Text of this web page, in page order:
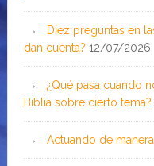
Diez preguntas en
dan cuenta? 12/07/2026
¿Qué pasa cuando
Biblia sobre cierto tema?
Actuando de